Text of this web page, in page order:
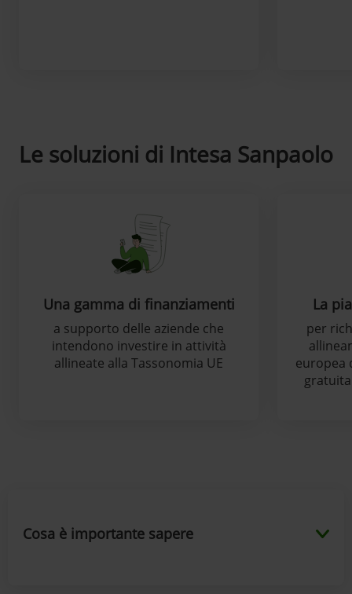
Le soluzioni di Intesa Sanpaolo
Una gamma di finanziamenti
a supporto delle aziende che
intendono investire in attività
allineate alla Tassonomia UE
La
per
europea
Cosa è importante sapere